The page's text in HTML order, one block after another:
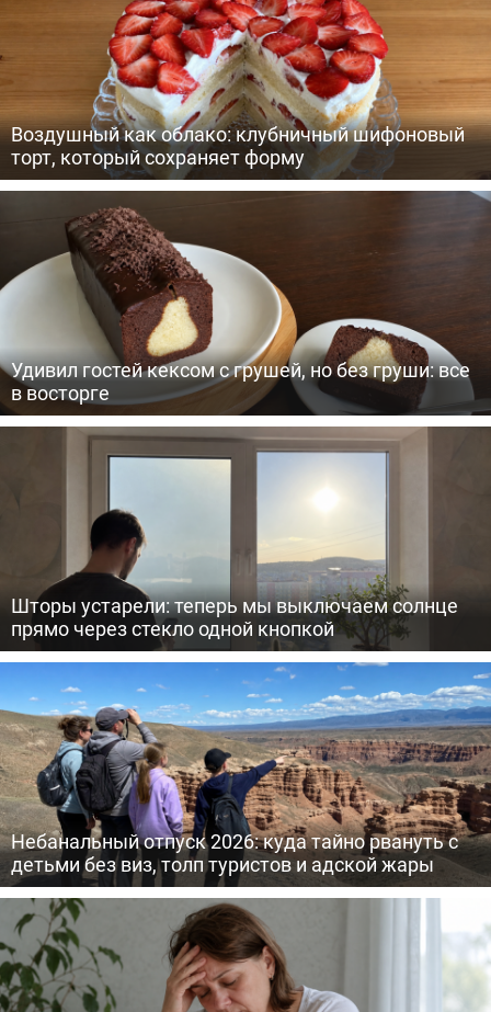
Воздушный как облако: клубничный шифоновый
торт, который сохраняет форму
Удивил гостей кексом с грушей, но без груши: все
в восторге
Шторы устарели: теперь мы выключаем солнце
прямо через стекло одной кнопкой
Небанальный отпуск 2026: куда тайно рвануть с
детьми без виз, толп туристов и адской жары